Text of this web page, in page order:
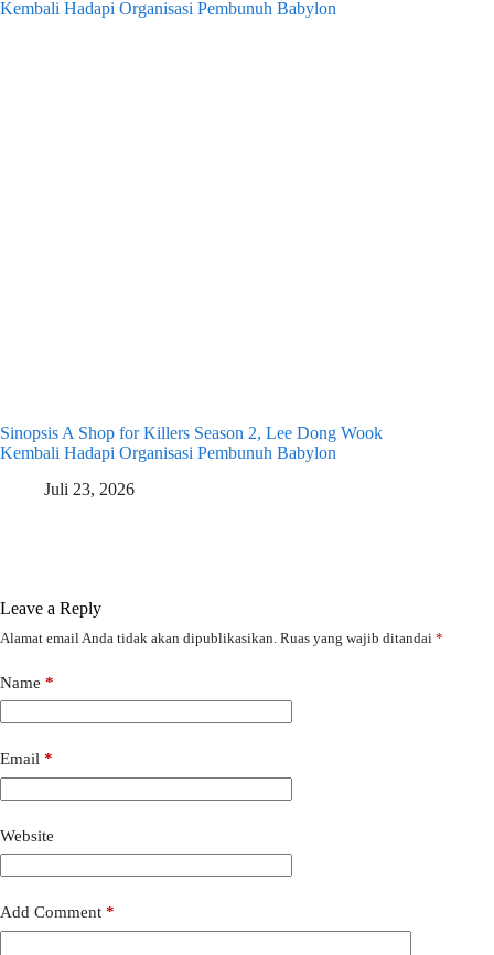
Sinopsis A Shop for Killers Season 2, Lee Dong Wook
Kembali Hadapi Organisasi Pembunuh Babylon
Juli 23, 2026
Leave a Reply
Alamat email Anda tidak akan dipublikasikan. Ruas yang wajib ditandai *
Name *
Email *
Website
Add Comment *